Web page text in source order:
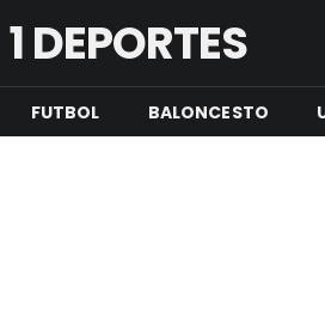
1 DEPORTES
FUTBOL BALONCESTO